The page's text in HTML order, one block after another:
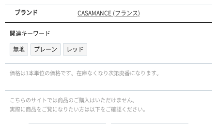
ブランド CASAMANCE (フランス)
関連キーワード
無地
プレーン レッド
価格は1本単位の価格です。在庫なくなり次第廃番になります。
こちらのサイトでは商品のご購入はいただけません。
実際に商品をご覧になりたい方は以下をご確認ください。